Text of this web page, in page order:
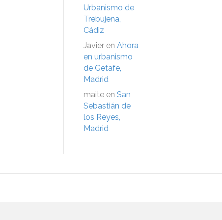
Urbanismo de
Trebujena,
Cádiz
Javier en Ahora
en urbanismo
de Getafe,
Madrid
maite en San
Sebastián de
los Reyes,
Madrid